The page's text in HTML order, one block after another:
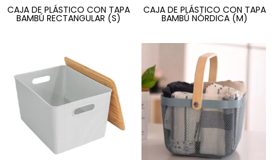
CAJA DE PLÁSTICO CON TAPA
BAMBÚ RECTANGULAR (S)
CAJA DE PLÁSTICO CON TAPA
BAMBÚ NÓRDICA (M)